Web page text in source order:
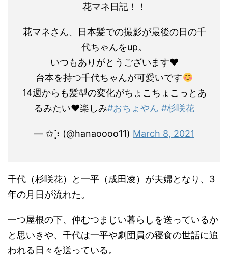
花マネ日記！！
花マネさん、日本髪での撮影が最後の日の千
代ちゃんをup。
いつもありがとうございます❤︎
台本を持つ千代ちゃんが可愛いです
14週からも髪型の変化がちょこちょこっとあ
るみたい❤︎楽しみ#おちょやん #杉咲花
— ✩⡱ (@hanaoooo11) March 8, 2021
千代（杉咲花）と一平（成田凌）が夫婦となり、3
年の月日が流れた。
一つ屋根の下、仲むつまじい暮らしを送っているか
と思いきや、千代は一平や劇団員の寝食の世話に追
われる日々を送っている。